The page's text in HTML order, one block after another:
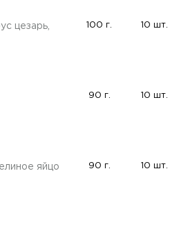
цезарь,
100 г. 10 шт.
90 г. 10 шт.
яйцо
90 г. 10 шт.